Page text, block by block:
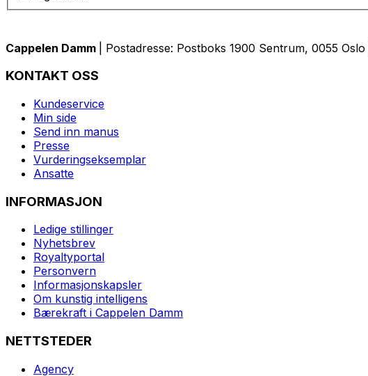
Cappelen Damm | Postadresse: Postboks 1900 Sentrum, 0055
KONTAKT OSS
Kundeservice
Min side
Send inn manus
Presse
Vurderingseksemplar
Ansatte
INFORMASJON
Ledige stillinger
Nyhetsbrev
Royaltyportal
Personvern
Informasjonskapsler
Om kunstig intelligens
Bærekraft i Cappelen Damm
NETTSTEDER
Agency